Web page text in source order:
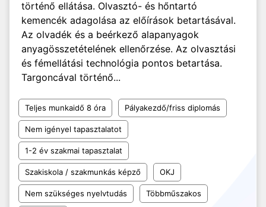
történő ellátása. Olvasztó- és hőntartó
kemencék adagolása az előírások betartásával.
Az olvadék és a beérkező alapanyagok
anyagösszetételének ellenőrzése. Az olvasztási
és fémellátási technológia pontos betartása.
Targoncával történő...
Teljes munkaidő 8 óra Pályakezdő/friss diplomás
Nem igényel tapasztalatot
1-2 év szakmai tapasztalat
Szakiskola / szakmunkás képző OKJ
Nem szükséges nyelvtudás Többműszakos